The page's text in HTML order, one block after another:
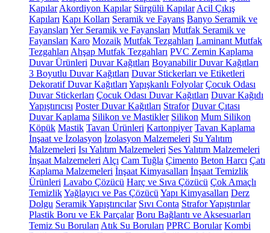
Kapılar Akordiyon Kapılar Sürgülü Kapılar Acil Çıkış
Kapıları Kapı Kolları Seramik ve Fayans Banyo Seramik ve
Fayansları Yer Seramik ve Fayansları Mutfak Seramik ve
Fayansları Karo Mozaik Mutfak Tezgahları Laminant Mutfak
Tezgahları Ahşap Mutfak Tezgahları PVC Zemin Kaplama
Duvar Ürünleri Duvar Kağıtları Boyanabilir Duvar Kağıtları
3 Boyutlu Duvar Kağıtları Duvar Stickerları ve Etiketleri
Dekoratif Duvar Kağıtları Yapışkanlı Folyolar Çocuk Odası
Duvar Stickerları Çocuk Odası Duvar Kağıtları Duvar Kağıdı
Yapıştırıcısı Poster Duvar Kağıtları Strafor Duvar Çıtası
Duvar Kaplama Silikon ve Mastikler Silikon Mum Silikon
Köpük Mastik Tavan Ürünleri Kartonpiyer Tavan Kaplama
İnşaat ve İzolasyon İzolasyon Malzemeleri Su Yalıtım
Malzemeleri Isı Yalıtım Malzemeleri Ses Yalıtım Malzemeleri
İnşaat Malzemeleri Alçı Cam Tuğla Çimento Beton Harcı Çatı
Kaplama Malzemeleri İnşaat Kimyasalları İnşaat Temizlik
Ürünleri Lavabo Çözücü Harç ve Sıva Çözücü Çok Amaçlı
TemizlikYağlayıcı ve Pas Çözücü Yapı Kimyasalları Derz
Dolgu Seramik Yapıştırıcılar Sıvı Conta Strafor Yapıştırılar
Plastik Boru ve Ek Parçalar Boru Bağlantı ve Aksesuarları
Temiz Su Boruları Atık Su Boruları PPRC Borular Kombi